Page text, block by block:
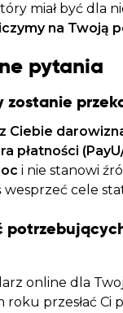
miał być dla
na Twoją
pytania
zostanie
Ciebie
płatności
i nie stanowi
wesprzeć cele
online dla
przesłać Ci